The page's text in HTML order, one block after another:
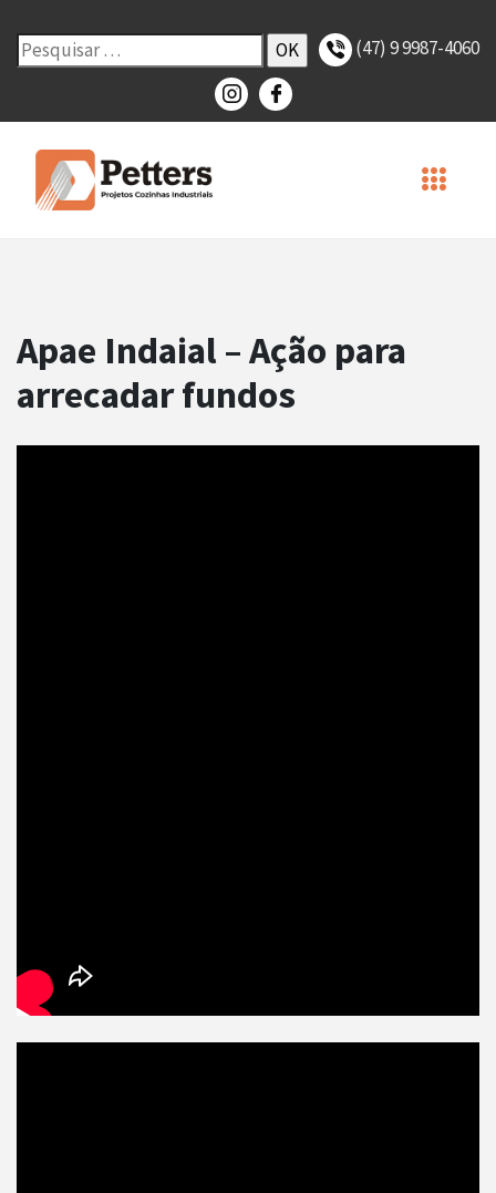
(47) 9 9987-4060
Apae Indaial – Ação para
arrecadar fundos